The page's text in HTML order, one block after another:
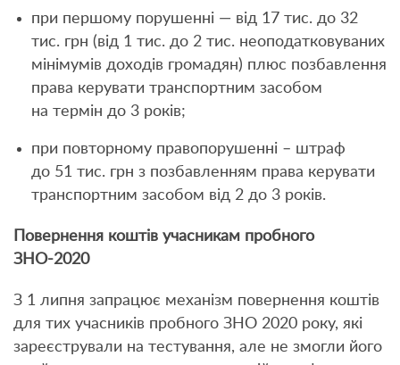
при першому порушенні — від 17 тис. до 32
тис. грн (від 1 тис. до 2 тис. неоподатковуваних
мінімумів доходів громадян) плюс позбавлення
права керувати транспортним засобом
на термін до 3 років;
при повторному правопорушенні – штраф
до 51 тис. грн з позбавленням права керувати
транспортним засобом від 2 до 3 років.
Повернення коштів учасникам пробного
ЗНО-2020
З 1 липня запрацює механізм повернення коштів
для тих учасників пробного ЗНО 2020 року, які
зареєстрували на тестування, але не змогли його